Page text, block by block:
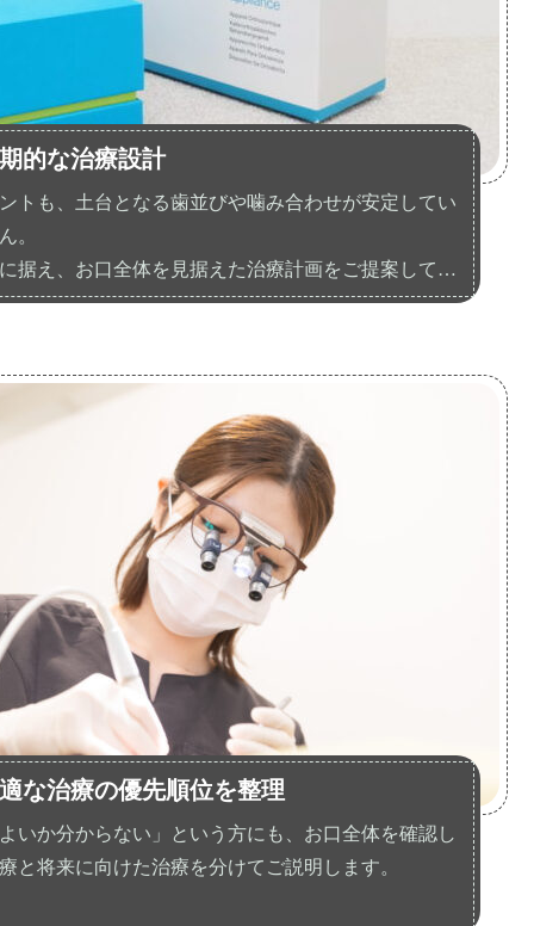
的な治療設計
トも、土台となる歯並びや噛み合わせが安定してい
。
据え、お口全体を見据えた治療計画をご提案してい
な治療の優先順位を整理
いか分からない」という方にも、お口全体を確認し
と将来に向けた治療を分けてご説明します。